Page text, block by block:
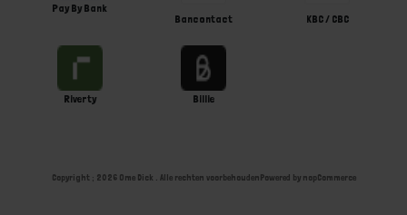
Pay By Bank
Bancontact
KBC / CBC
Riverty Billie
Copyright ; 2026 Ome Dick . Alle rechten voorbehoudenPowered by nopCommerce